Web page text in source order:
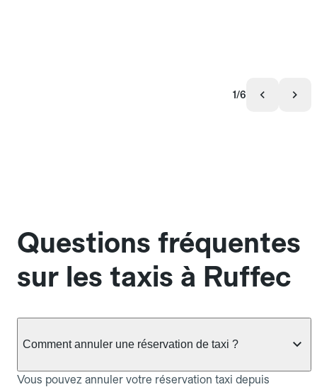
1/6
Questions fréquentes
sur les taxis à Ruffec
Comment annuler une réservation de taxi ?
Vous pouvez annuler votre réservation taxi depuis